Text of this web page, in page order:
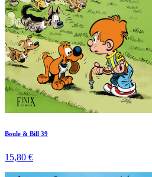
Boule & Bill 39
15,80 €